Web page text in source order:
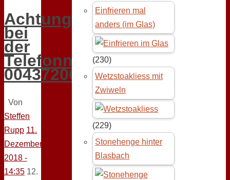
Achtung
bei
der
Telefonnummer
0043720022530
Von
Steffen
Rupp 11.
Dezember
2018 -
14:35 12.
Einfrieren mal
anders (im Glas)
(230)
Wetzstoakliess mit
Zwiweln
(229)
Stonehenge hinter
Blasbach